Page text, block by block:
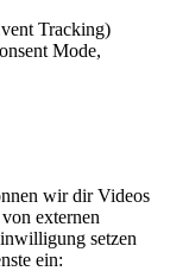
Tracking)
Mode,
wir dir Videos
externen
setzen
ein: